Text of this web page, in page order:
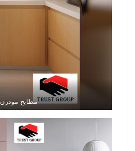
مطابخ مودرن